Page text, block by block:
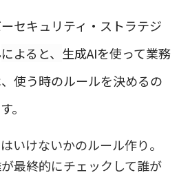
セキュリティ・ストラテジ
によると、 生成AIを使って業務
使う時のルールを決めるの
。
いけないかのルール作り。
最終的にチェックして誰が